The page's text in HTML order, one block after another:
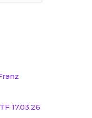
17.03.26